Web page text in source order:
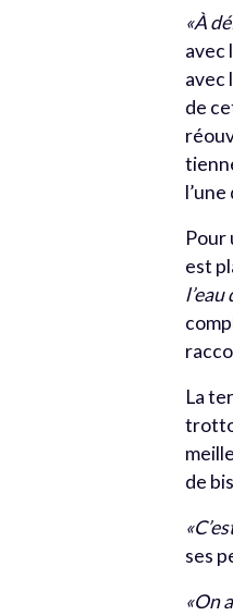
«À
avec
avec
de
Pour
est
La
de
ses
«On